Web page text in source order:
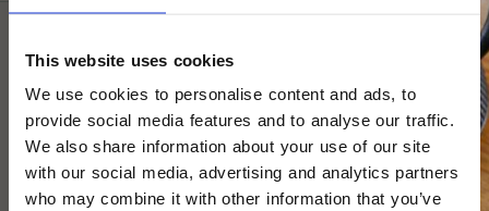
This website uses cookies
We use cookies to personalise content and ads, to
provide social media features and to analyse our traffic.
We also share information about your use of our site
with our social media, advertising and analytics partners
who may combine it with other information that you’ve
Hem & Inredningsdetaljer
Selected by Tehuset Java
Plåtburk Guld 100g
Teburk i matt guldfärg, när man vill ha lite guldkant i köket